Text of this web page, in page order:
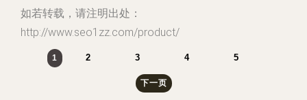
如若转载，请注明出处：
http://www.seo1zz.com/product/
1 2 3 4 5
下一页